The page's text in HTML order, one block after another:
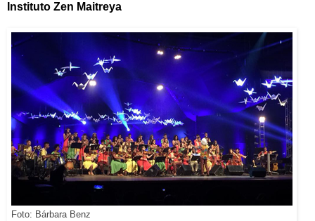
Instituto Zen Maitreya
Foto: Bárbara Benz